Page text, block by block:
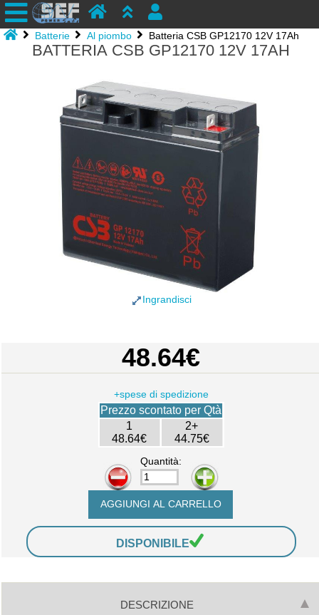
Batterie Al piombo Batteria CSB GP12170 12V 17Ah
BATTERIA CSB GP12170 12V 17AH
Ingrandisci
48.64€
+spese di spedizione
Prezzo scontato per Qtà
1
48.64€
2+
44.75€
Quantità:
-
+
DISPONIBILE
DESCRIZIONE